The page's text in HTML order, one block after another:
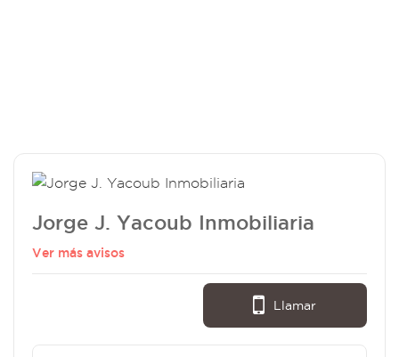
Jorge J. Yacoub Inmobiliaria
Ver más avisos
Llamar